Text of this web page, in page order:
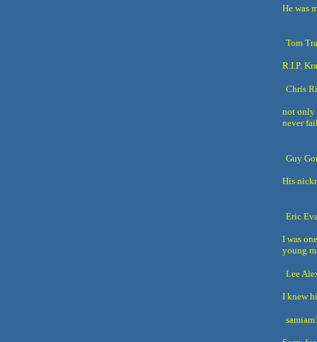
He was
Tom
R.I.P.
Chris
not only
never
Guy
His
Eric
I was
young
Lee
I knew